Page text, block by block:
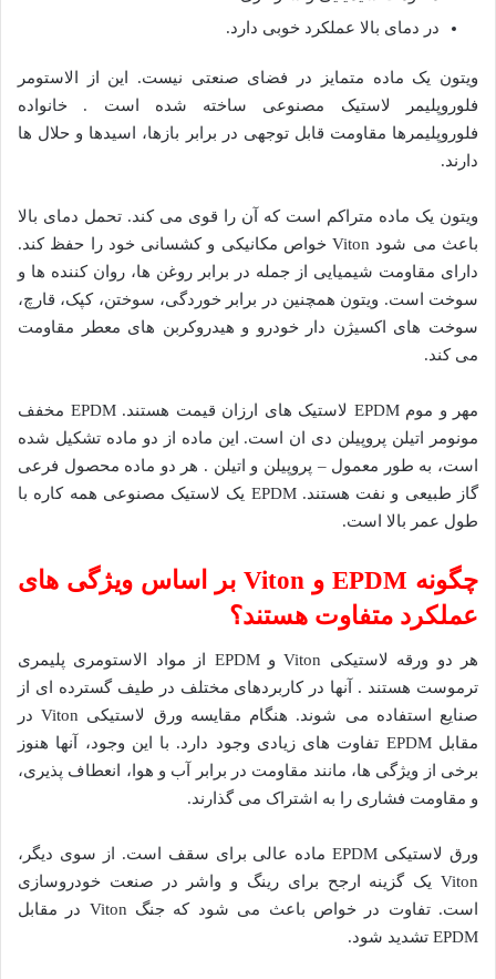
در دمای بالا عملکرد خوبی دارد.
ویتون یک ماده متمایز در فضای صنعتی نیست. این از الاستومر
فلوروپلیمر لاستیک مصنوعی ساخته شده است . خانواده
فلوروپلیمرها مقاومت قابل توجهی در برابر بازها، اسیدها و حلال ها
دارند.
ویتون یک ماده متراکم است که آن را قوی می کند. تحمل دمای بالا
باعث می شود Viton خواص مکانیکی و کشسانی خود را حفظ کند.
دارای مقاومت شیمیایی از جمله در برابر روغن ها، روان کننده ها و
سوخت است. ویتون همچنین در برابر خوردگی، سوختن، کپک، قارچ،
سوخت های اکسیژن دار خودرو و هیدروکربن های معطر مقاومت
می کند.
مهر و موم EPDM لاستیک های ارزان قیمت هستند. EPDM مخفف
مونومر اتیلن پروپیلن دی ان است. این ماده از دو ماده تشکیل شده
است، به طور معمول – پروپیلن و اتیلن . هر دو ماده محصول فرعی
گاز طبیعی و نفت هستند. EPDM یک لاستیک مصنوعی همه کاره با
طول عمر بالا است.
چگونه EPDM و Viton بر اساس ویژگی های
عملکرد متفاوت هستند؟
هر دو ورقه لاستیکی Viton و EPDM از مواد الاستومری پلیمری
ترموست هستند . آنها در کاربردهای مختلف در طیف گسترده ای از
صنایع استفاده می شوند. هنگام مقایسه ورق لاستیکی Viton در
مقابل EPDM تفاوت های زیادی وجود دارد. با این وجود، آنها هنوز
برخی از ویژگی ها، مانند مقاومت در برابر آب و هوا، انعطاف پذیری،
و مقاومت فشاری را به اشتراک می گذارند.
ورق لاستیکی EPDM ماده عالی برای سقف است. از سوی دیگر،
Viton یک گزینه ارجح برای رینگ و واشر در صنعت خودروسازی
است. تفاوت در خواص باعث می شود که جنگ Viton در مقابل
EPDM تشدید شود.